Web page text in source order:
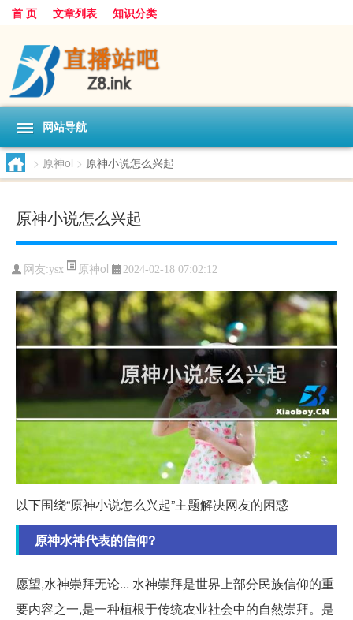
首 页 文章列表 知识分类
网站导航
> 原神ol > 原神小说怎么兴起
原神小说怎么兴起
网友:ysx 原神ol 2024-02-18 07:02:12
以下围绕“原神小说怎么兴起”主题解决网友的困惑
原神水神代表的信仰?
愿望,水神崇拜无论... 水神崇拜是世界上部分民族信仰的重
要内容之一,是一种植根于传统农业社会中的自然崇拜。是